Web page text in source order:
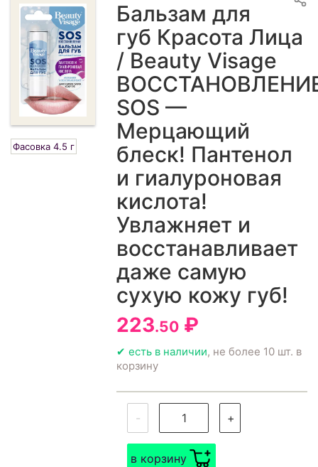
Фасовка 4.5 г
Бальзам для
губ Красота Лица
/ Beauty Visage
SOS —
Мерцающий
блеск! Пантенол
и гиалуроновая
кислота!
Увлажняет и
восстанавливает
даже самую
сухую кожу губ!
223.50 ₽
✔ есть в наличии, не более 10 шт. в
корзину
- +
в корзину